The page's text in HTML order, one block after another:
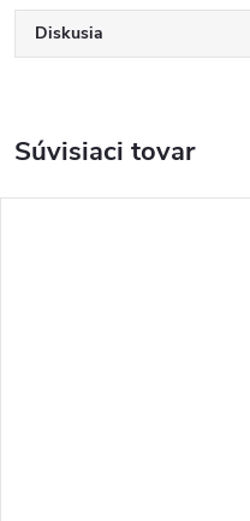
Diskusia
Súvisiaci tovar